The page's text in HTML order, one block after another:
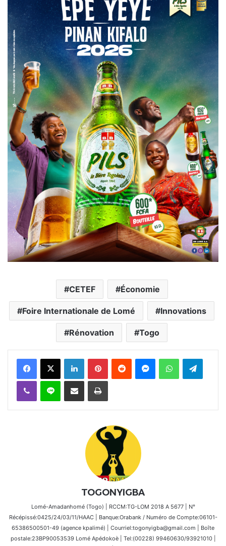
CETEF Économie
Foire Internationale de Lomé Innovations
Rénovation Togo
FacebookX Linkedin PinterestReddit MessengerWhatsAppTelegram
Viber Ligne Partager par email Imprimer
TOGONYIGBA
Lomé-Amadanhomé (Togo) | RCCM:TG-LOM 2018 A 5677 | N°
Récépissé:0425/24/03/11/HAAC | Banque:Orabank / Numéro de Compte:06101-
65386500501-49 (agence kpalimé) | Courriel:togonyigba@gmail.com | Boîte
postale:23BP90053539 Lomé Apédokoè | Tel:(00228) 99460630/93921010 |